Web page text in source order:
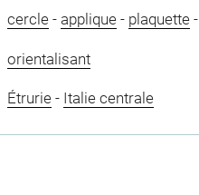
cercle- applique- plaquette-
orientalisant
Étrurie- Italie centrale